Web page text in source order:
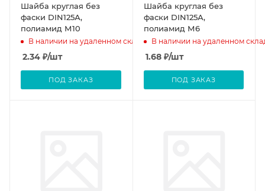
Шайба круглая без
фаски DIN125А,
полиамид М10
В наличии на удаленном складе
2.34 ₽/шт
ПОД ЗАКАЗ
Шайба круглая без
фаски DIN125А,
полиамид М6
В наличии на удаленном
1.68₽/шт
ПОД ЗАКАЗ